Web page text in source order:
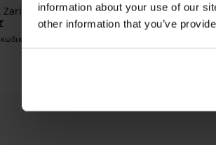
information about your use of our
other information that you’ve
Zari Push-Up
κωδικός:
Μαγιό δύο τεμαχίων
Stripes
52,06 € κωδικός: SUN20